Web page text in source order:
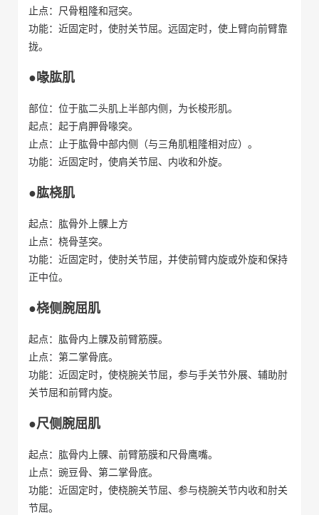
止点：尺骨粗隆和冠突。
功能：近固定时，使肘关节屈。远固定时，使上臂向前臂靠
拢。
●喙肱肌
部位：位于肱二头肌上半部内侧，为长梭形肌。
起点：起于肩胛骨喙突。
止点：止于肱骨中部内侧（与三角肌粗隆相对应）。
功能：近固定时，使肩关节屈、内收和外旋。
●肱桡肌
起点：肱骨外上髁上方
止点：桡骨茎突。
功能：近固定时，使肘关节屈，并使前臂内旋或外旋和保持
正中位。
●桡侧腕屈肌
起点：肱骨内上髁及前臂筋膜。
止点：第二掌骨底。
功能：近固定时，使桡腕关节屈，参与手关节外展、辅助肘
关节屈和前臂内旋。
●尺侧腕屈肌
起点：肱骨内上髁、前臂筋膜和尺骨鹰嘴。
止点：豌豆骨、第二掌骨底。
功能：近固定时，使桡腕关节屈、参与桡腕关节内收和肘关
节屈。